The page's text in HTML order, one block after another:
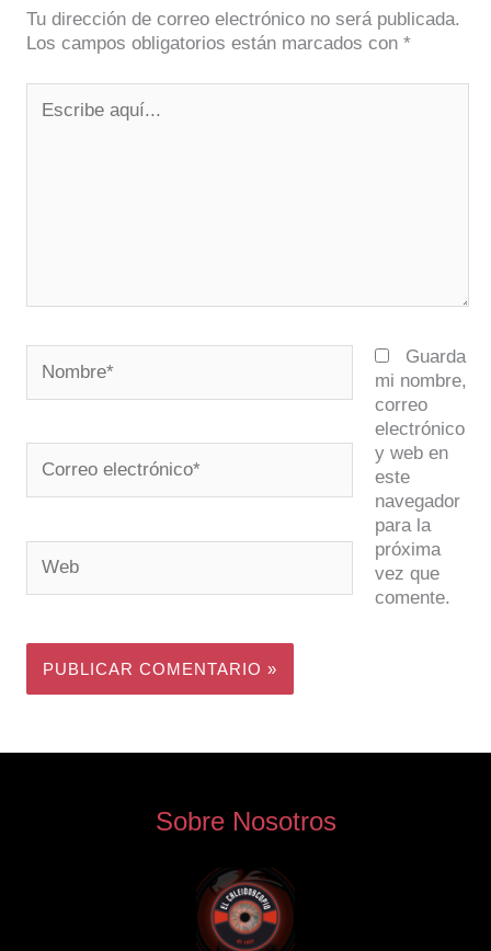
Tu dirección de correo electrónico no será publicada.
Los campos obligatorios están marcados con *
aquí...
electrónico*
Guarda
mi nombre,
correo
electrónico
y web en
este
navegador
para la
próxima
vez que
comente.
Sobre Nosotros